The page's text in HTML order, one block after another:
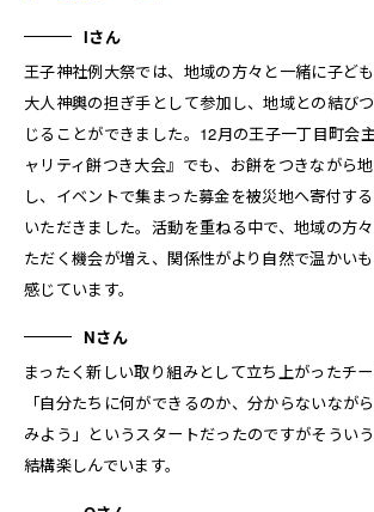
Iさん
王子神社例大祭では、地域の方々と一緒に子ど
大人神輿の担ぎ手として参加し、地域との結び
じることができました。12月の王子一丁目町会
ャリティ餅つき大会』でも、お餅をつきながら
し、イベントで集まった募金を被災地へ寄付す
いただきました。活動を重ねる中で、地域の方
ただく機会が増え、関係性がより自然で温かい
感じています。
Nさん
まったく新しい取り組みとして立ち上がったチー
「自分たちに何ができるのか、分からないなが
みよう」というスタートだったのですがそうい
結構楽しんでいます。